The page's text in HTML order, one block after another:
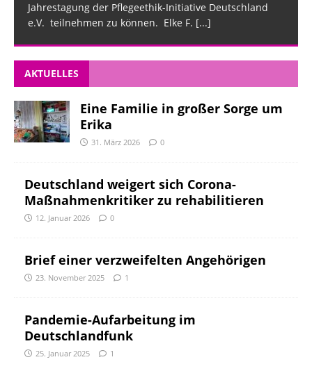
Jahrestagung der Pflegeethik-Initiative Deutschland
e.V. teilnehmen zu können. Elke F. [...]
AKTUELLES
Eine Familie in großer Sorge um
Erika
31. März 2026 0
Deutschland weigert sich Corona-
Maßnahmenkritiker zu rehabilitieren
12. Januar 2026 0
Brief einer verzweifelten Angehörigen
23. November 2025 1
Pandemie-Aufarbeitung im
Deutschlandfunk
25. Januar 2025 1